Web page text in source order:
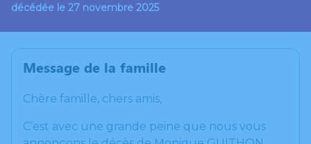
décédée le 27 novembre 2025
Message de la famille
Chère famille, chers amis,
C’est avec une grande peine que nous vous